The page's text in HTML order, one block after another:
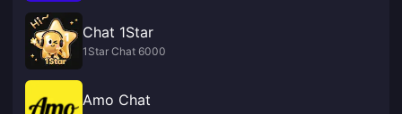
Chat 1Star
1Star Chat 6000
Amo Chat